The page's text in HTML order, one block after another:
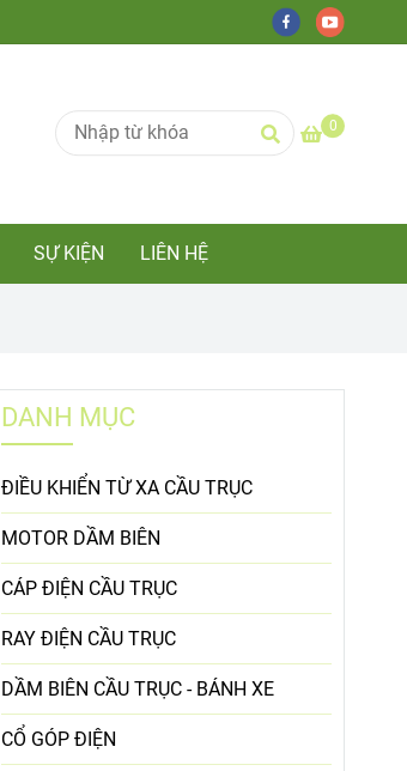
0
SỰ KIỆN LIÊN HỆ
DANH MỤC
ĐIỀU KHIỂN TỪ XA CẦU TRỤC
MOTOR DẦM BIÊN
CÁP ĐIỆN CẦU TRỤC
RAY ĐIỆN CẦU TRỤC
DẦM BIÊN CẦU TRỤC - BÁNH XE
CỔ GÓP ĐIỆN